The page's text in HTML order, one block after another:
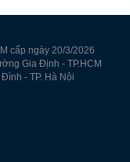
cấp ngày 20/3/2026
Gia Định - TP.HCM
- TP. Hà Nội